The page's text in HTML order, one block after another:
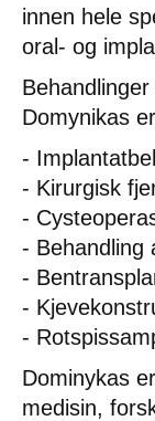
innen hele
oral- og
Domynikas
-
- Kirurgisk
-
- Behandling
-
-
-
Dominykas
medisin,